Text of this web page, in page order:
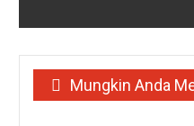
Mungkin Anda